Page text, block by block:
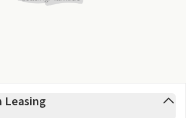
(Schiffstransport)
Leasing